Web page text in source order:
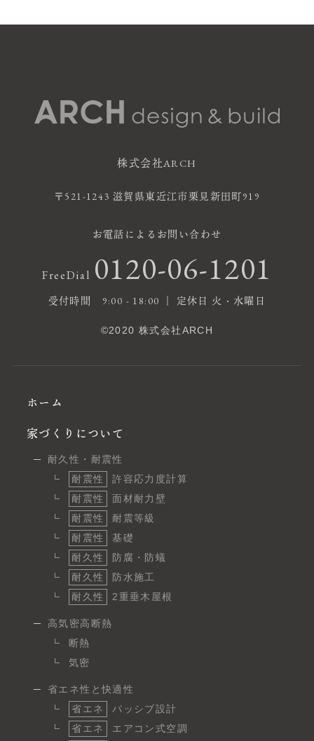
株式会社ARCH
〒521-1243 滋賀県東近江市栗見新田町919
お電話によるお問い合わせ
FreeDial 0120-06-1201
受付時間 9:00 - 18:00 ｜ 定休日 火・水曜日
©2020 株式会社ARCH
ホーム
家づくりについて
耐久性・耐震性
耐震性
許容応力度計算
耐震性
面材耐力壁
耐震性
耐震等級
耐震性
基礎
耐久性
防腐・防蟻
耐久性
防水施工
耐久性
2重垂木屋根
高気密高断熱
断熱
気密
省エネ性と快適性
省エネ
パッシブ設計
省エネ
エアコン式空調